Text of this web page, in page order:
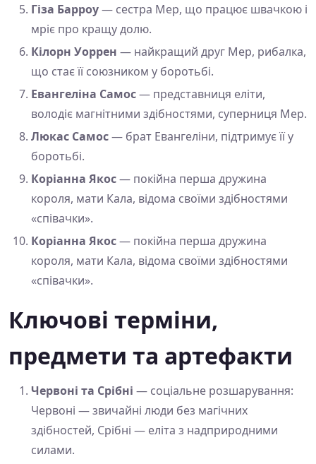
Гіза Барроу— сестра Мер, що працює швачкою і
мріє про кращу долю.
Кілорн Уоррен — найкращий друг Мер, рибалка,
що стає її союзником у боротьбі.
Евангеліна Самос— представниця еліти,
володіє магнітними здібностями, суперниця Мер.
Люкас Самос— брат Евангеліни, підтримує її у
боротьбі.
Коріанна Якос— покійна перша дружина
короля, мати Кала, відома своїми здібностями
«співачки».
Коріанна Якос— покійна перша дружина
короля, мати Кала, відома своїми здібностями
«співачки».
Ключові терміни,
предмети та артефакти
Червоні та Срібні — соціальне розшарування:
Червоні — звичайні люди без магічних
здібностей, Срібні — еліта з надприродними
силами.